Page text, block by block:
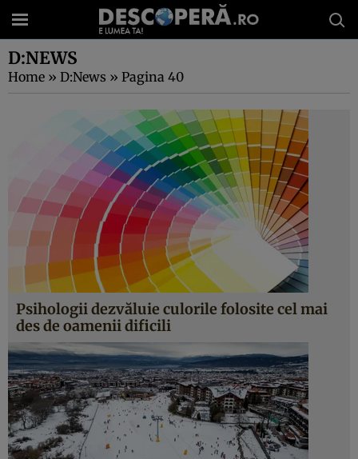
D:NEWS
Home » D:News » Pagina 40
Psihologii dezvăluie culorile folosite cel mai
des de oamenii dificili